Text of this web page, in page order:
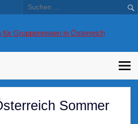
–
Sommer